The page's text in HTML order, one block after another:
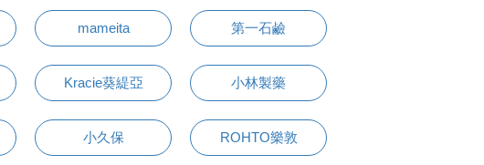
mameita 第一石鹼
Kracie葵緹亞 小林製藥
小久保 ROHTO樂敦